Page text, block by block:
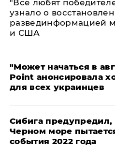
​"Все любят
узнало о
развединформацией
и США
"Может начаться в
Point анонсировала
для всех украинцев
Сибига предупредил,
Черном море
события 2022 года